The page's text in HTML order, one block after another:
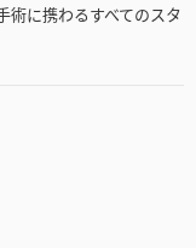
術に携わるすべてのスタ